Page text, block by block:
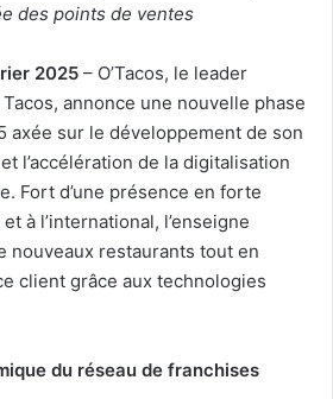
des points de ventes
2025 – O’Tacos, le leader
annonce une nouvelle phase
axée sur le développement de son
l’accélération de la digitalisation
Fort d’une présence en forte
à l’international, l’enseigne
nouveaux restaurants tout en
client grâce aux technologies
du réseau de franchises